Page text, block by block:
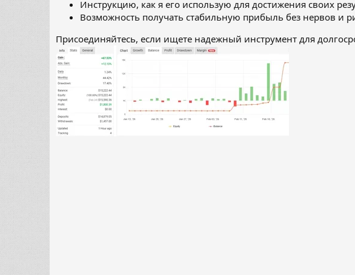
Инструкцию, как я его использую для достижения своих
Возможность получать стабильную прибыль без нервов и
Присоединяйтесь, если ищете надежный инструмент для